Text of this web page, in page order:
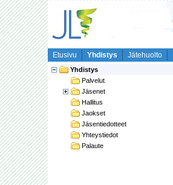
Etusivu Yhdistys Jätehuolto
Yhdistys
Palvelut
Jäsenet
Hallitus
Jaokset
Jäsentiedotteet
Yhteystiedot
Palaute